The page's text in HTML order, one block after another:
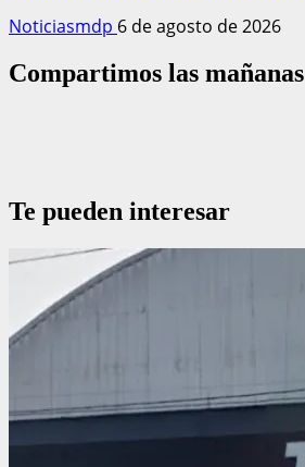
Noticiasmdp 6 de agosto de 2026
Compartimos las mañanas
Te pueden interesar